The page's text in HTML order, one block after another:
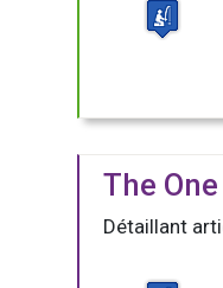
The
Détaillant